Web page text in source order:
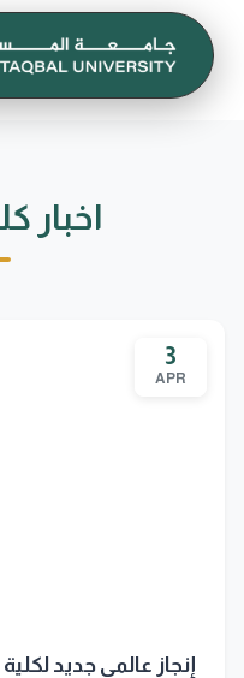
اخبار
3
APR
إنجاز عالمي جديد